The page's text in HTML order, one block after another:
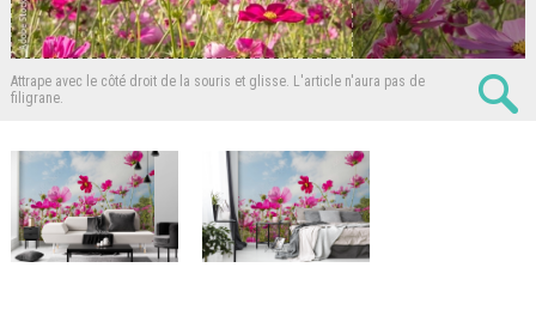
Attrape avec le côté droit de la souris et glisse. L'article n'aura pas de
filigrane.